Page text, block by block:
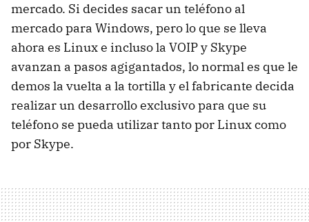
mercado. Si decides sacar un teléfono al
mercado para Windows, pero lo que se lleva
ahora es Linux e incluso la VOIP y Skype
avanzan a pasos agigantados, lo normal es que le
demos la vuelta a la tortilla y el fabricante decida
realizar un desarrollo exclusivo para que su
teléfono se pueda utilizar tanto por Linux como
por Skype.